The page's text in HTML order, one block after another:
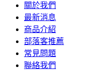
關於我們
最新消息
商品介紹
部落客推薦
常見問題
聯絡我們